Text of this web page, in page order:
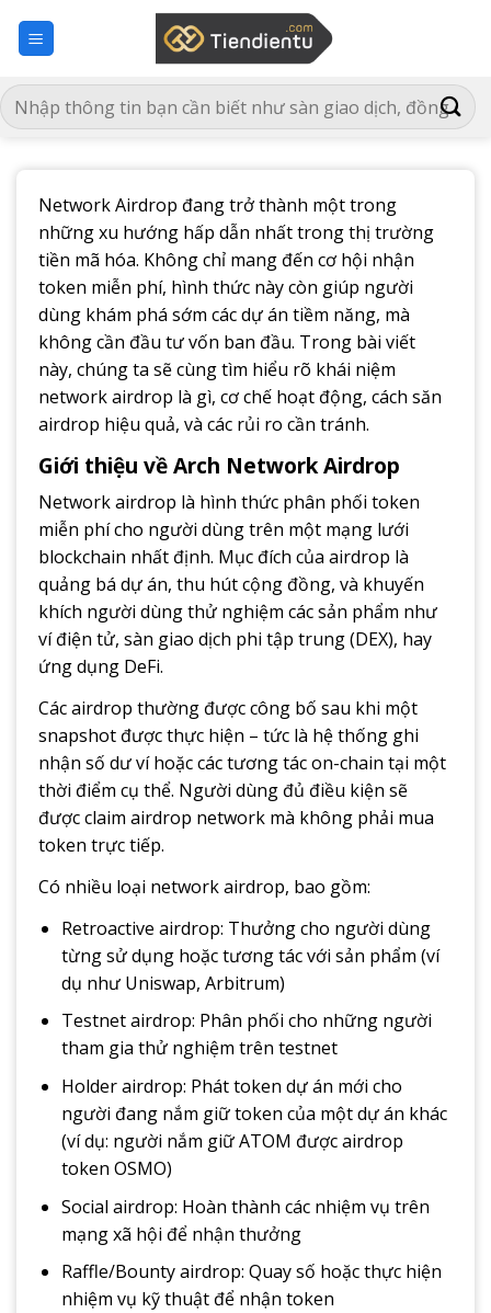
qua
dung
Network Airdrop đang trở thành một trong
những xu hướng hấp dẫn nhất trong thị trường
tiền mã hóa. Không chỉ mang đến cơ hội nhận
token miễn phí, hình thức này còn giúp người
dùng khám phá sớm các dự án tiềm năng, mà
không cần đầu tư vốn ban đầu. Trong bài viết
này, chúng ta sẽ cùng tìm hiểu rõ khái niệm
network airdrop là gì, cơ chế hoạt động, cách săn
airdrop hiệu quả, và các rủi ro cần tránh.
Giới thiệu về Arch Network Airdrop
Network airdrop là hình thức phân phối token
miễn phí cho người dùng trên một mạng lưới
blockchain nhất định. Mục đích của airdrop là
quảng bá dự án, thu hút cộng đồng, và khuyến
khích người dùng thử nghiệm các sản phẩm như
ví điện tử, sàn giao dịch phi tập trung (DEX), hay
ứng dụng DeFi.
Các airdrop thường được công bố sau khi một
snapshot được thực hiện – tức là hệ thống ghi
nhận số dư ví hoặc các tương tác on-chain tại một
thời điểm cụ thể. Người dùng đủ điều kiện sẽ
được claim airdrop network mà không phải mua
token trực tiếp.
Có nhiều loại network airdrop, bao gồm:
Retroactive airdrop: Thưởng cho người dùng
từng sử dụng hoặc tương tác với sản phẩm (ví
dụ như Uniswap, Arbitrum)
Testnet airdrop: Phân phối cho những người
tham gia thử nghiệm trên testnet
Holder airdrop: Phát token dự án mới cho
người đang nắm giữ token của một dự án khác
(ví dụ: người nắm giữ ATOM được airdrop
token OSMO)
Social airdrop: Hoàn thành các nhiệm vụ trên
mạng xã hội để nhận thưởng
Raffle/Bounty airdrop: Quay số hoặc thực hiện
nhiệm vụ kỹ thuật để nhận token